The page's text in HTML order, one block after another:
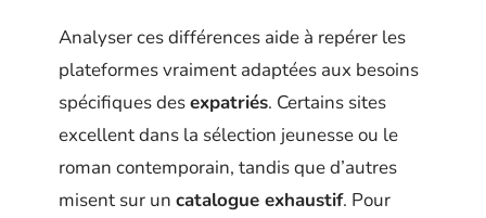
Analyser ces différences aide à repérer les
plateformes vraiment adaptées aux besoins
spécifiques desexpatriés. Certains sites
excellent dans la sélection jeunesse ou le
roman contemporain, tandis que d’autres
misent sur un catalogue exhaustif. Pour